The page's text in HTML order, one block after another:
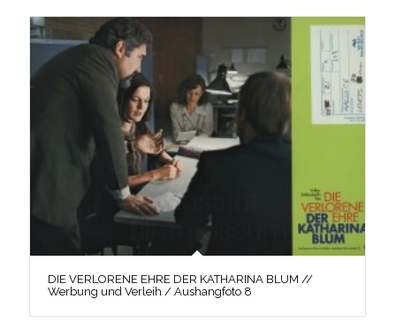
DIE VERLORENE EHRE DER KATHARINA BLUM //
Werbung und Verleih / Aushangfoto 8